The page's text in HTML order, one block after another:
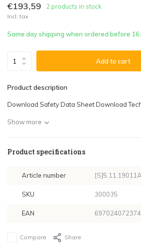
€193,59 2 products in stock
Incl. tax
Same day shipping when ordered before
Add to cart
Product description
Download Safety Data Sheet Download
Show more
Product specifications
Article number
SKU 300035
EAN
Compare Share